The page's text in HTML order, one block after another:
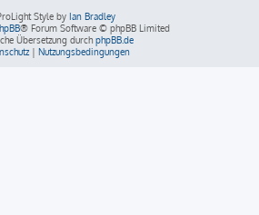
Style by Ian Bradley
® Forum Software © phpBB Limited
Übersetzung durch phpBB.de
| Nutzungsbedingungen